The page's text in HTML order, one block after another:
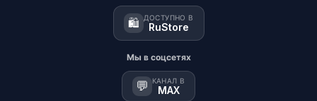
🛍️ ДОСТУПНО В
RuStore
Мы в соцсетях
💬 КАНАЛ В
MAX